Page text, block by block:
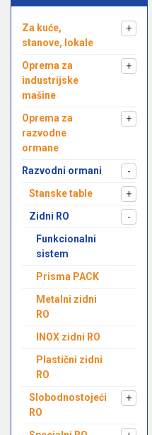
Za kuće,
stanove, lokale
+
Oprema za
industrijske
mašine
+
Oprema za
razvodne
ormane
+
Razvodni ormani
-
Stanske table
+
Zidni RO
-
Funkcionalni
sistem
Prisma PACK
Metalni zidni
RO
INOX zidni RO
Plastični zidni
RO
Slobodnostojeći
RO
+